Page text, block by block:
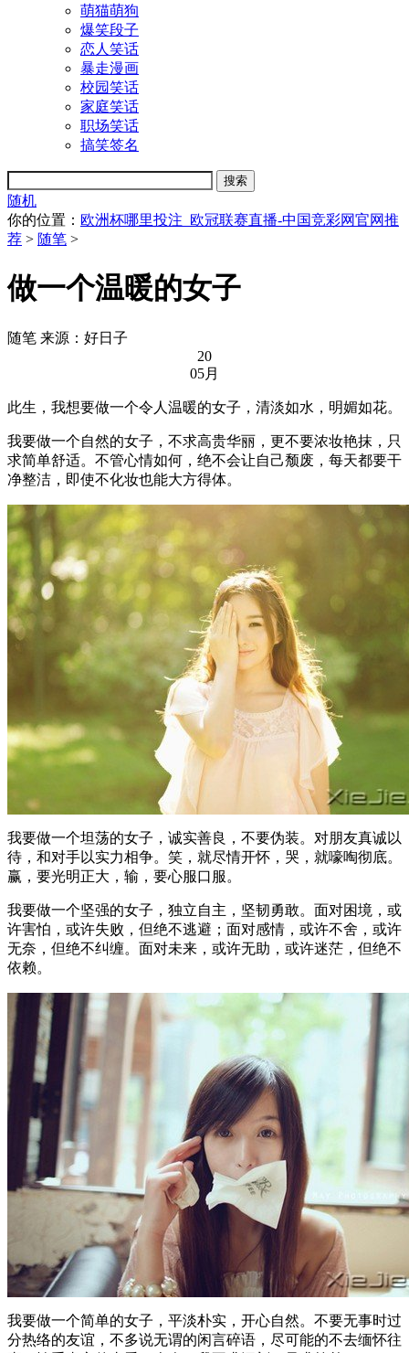
萌猫萌狗
爆笑段子
恋人笑话
暴走漫画
校园笑话
家庭笑话
职场笑话
搞笑签名
随机
你的位置： 欧洲杯哪里投注_欧冠联赛直播-中国竞彩网官网推
荐 > 随笔 >
做一个温暖的女子
随笔 来源：好日子
20
05月
此生，我想要做一个令人温暖的女子，清淡如水，明媚如花。
我要做一个自然的女子，不求高贵华丽，更不要浓妆艳抹，只
求简单舒适。不管心情如何，绝不会让自己颓废，每天都要干
净整洁，即使不化妆也能大方得体。
我要做一个坦荡的女子，诚实善良，不要伪装。对朋友真诚以
待，和对手以实力相争。笑，就尽情开怀，哭，就嚎啕彻底。
赢，要光明正大，输，要心服口服。
我要做一个坚强的女子，独立自主，坚韧勇敢。面对困境，或
许害怕，或许失败，但绝不逃避；面对感情，或许不舍，或许
无奈，但绝不纠缠。面对未来，或许无助，或许迷茫，但绝不
依赖。
我要做一个简单的女子，平淡朴实，开心自然。不要无事时过
分热络的友谊，不多说无谓的闲言碎语，尽可能的不去缅怀往